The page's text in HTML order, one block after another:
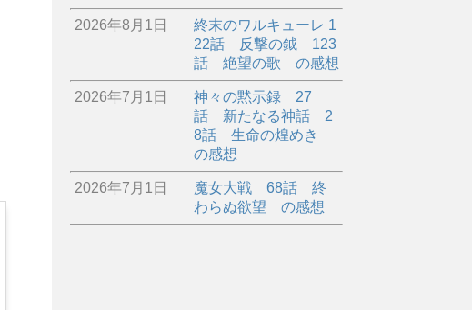
2026年8月1日
終末のワルキューレ 1
22話 反撃の鉞 123
話 絶望の歌 の感想
2026年7月1日
神々の黙示録 27
話 新たなる神話 2
8話 生命の煌めき
の感想
2026年7月1日
魔女大戦 68話 終
わらぬ欲望 の感想